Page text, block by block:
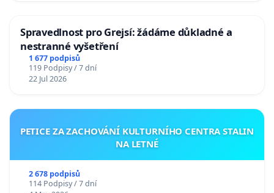
Spravedlnost pro Grejsí: žádáme důkladné a
nestranné vyšetření
1 677 podpisů
119 Podpisy / 7 dní
22 Jul 2026
PETICE ZA ZACHOVÁNÍ KULTURNÍHO CENTRA STALIN
NA LETNÉ
2 678 podpisů
114 Podpisy / 7 dní